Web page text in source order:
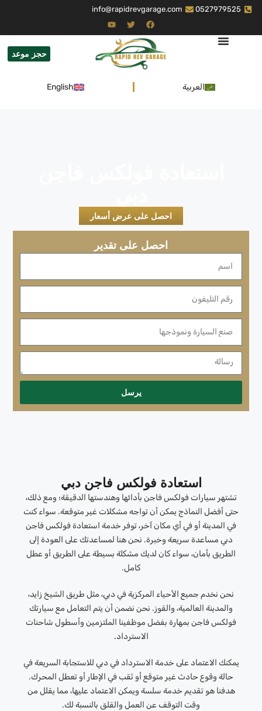
0527979525
info@rapidrevgarage.com
حجز موعد
العربية English
احصل على عرض أسعار
احصل على تقدير
يرسل
استعادة فولكس فاجن دبي
تشتهر سيارات فولكس فاجن بأدائها وهندستها الدقيقة؛ ومع ذلك،
حتى أفضل النماذج يمكن أن تواجه مشكلات غير متوقعة. سواء كنت
في المدينة أو في أي مكان آخر، توفر خدمة استعادة فولكس فاجن
دبي مساعدة سريعة وخبرة. نحن هنا لمساعدتك على العودة إلى
الطريق بأمان، سواء كان لديك مشكلة بسيطة على الطريق أو عطل
كامل.
نحن نخدم جميع الأحياء المركزية في دبي، مثل طريق الشيخ زايد،
والمدينة العالمية، والقوز. نحن نضمن أن يتم التعامل مع سيارتك
فولكس فاجن بمهارة بفضل موظفينا الملتزمين وأسطول شاحنات
الاسترداد.
يمكنك الاعتماد على خدمة الاسترداد في دبي للاستجابة السريعة في
حالة وقوع حادث غير متوقع أو ثقب في الإطار أو تعطل المحرك.
هدفنا هو تقديم خدمة سلسة ويمكن الاعتماد عليها، مما يقلل من
وقت التوقف عن العمل والقلق بالنسبة لك.